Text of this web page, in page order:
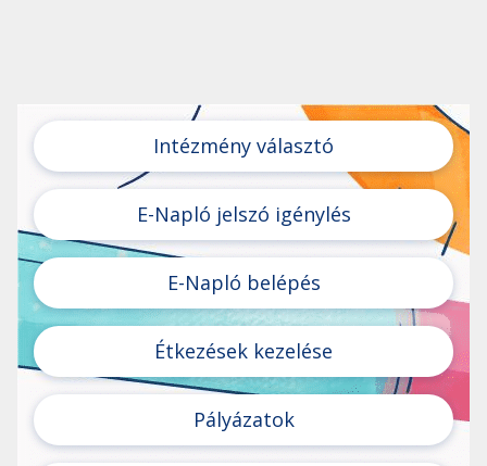
Intézmény választó
E-Napló jelszó igénylés
E-Napló belépés
Étkezések kezelése
Pályázatok